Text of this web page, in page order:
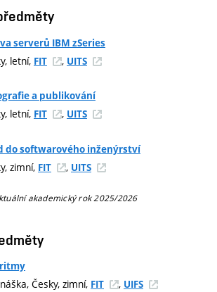
serverů IBM zSeries
letní, FIT , UITS
a publikování
letní, FIT , UITS
do softwarového inženýrství
zimní, FIT , UITS
akademický rok 2025/2026
Česky, zimní, FIT , UIFS